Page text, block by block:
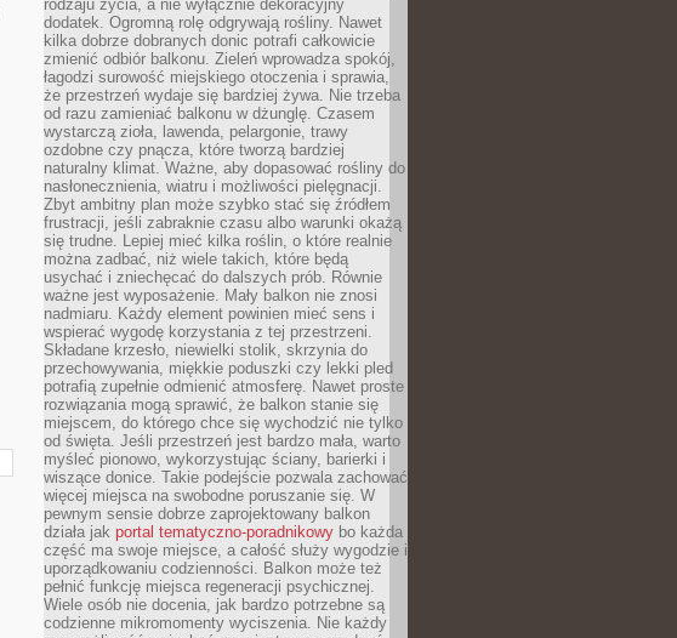
rodzaju życia, a nie wyłącznie dekoracyjny
dodatek. Ogromną rolę odgrywają rośliny. Nawet
kilka dobrze dobranych donic potrafi całkowicie
zmienić odbiór balkonu. Zieleń wprowadza spokój,
łagodzi surowość miejskiego otoczenia i sprawia,
że przestrzeń wydaje się bardziej żywa. Nie trzeba
od razu zamieniać balkonu w dżunglę. Czasem
wystarczą zioła, lawenda, pelargonie, trawy
ozdobne czy pnącza, które tworzą bardziej
naturalny klimat. Ważne, aby dopasować rośliny do
nasłonecznienia, wiatru i możliwości pielęgnacji.
Zbyt ambitny plan może szybko stać się źródłem
frustracji, jeśli zabraknie czasu albo warunki okażą
się trudne. Lepiej mieć kilka roślin, o które realnie
można zadbać, niż wiele takich, które będą
usychać i zniechęcać do dalszych prób. Równie
ważne jest wyposażenie. Mały balkon nie znosi
nadmiaru. Każdy element powinien mieć sens i
wspierać wygodę korzystania z tej przestrzeni.
Składane krzesło, niewielki stolik, skrzynia do
przechowywania, miękkie poduszki czy lekki pled
potrafią zupełnie odmienić atmosferę. Nawet proste
rozwiązania mogą sprawić, że balkon stanie się
miejscem, do którego chce się wychodzić nie tylko
od święta. Jeśli przestrzeń jest bardzo mała, warto
myśleć pionowo, wykorzystując ściany, barierki i
wiszące donice. Takie podejście pozwala zachować
więcej miejsca na swobodne poruszanie się. W
pewnym sensie dobrze zaprojektowany balkon
działa jak portal tematyczno-poradnikowy bo każda
część ma swoje miejsce, a całość służy wygodzie i
uporządkowaniu codzienności. Balkon może też
pełnić funkcję miejsca regeneracji psychicznej.
Wiele osób nie docenia, jak bardzo potrzebne są
codzienne mikromomenty wyciszenia. Nie każdy